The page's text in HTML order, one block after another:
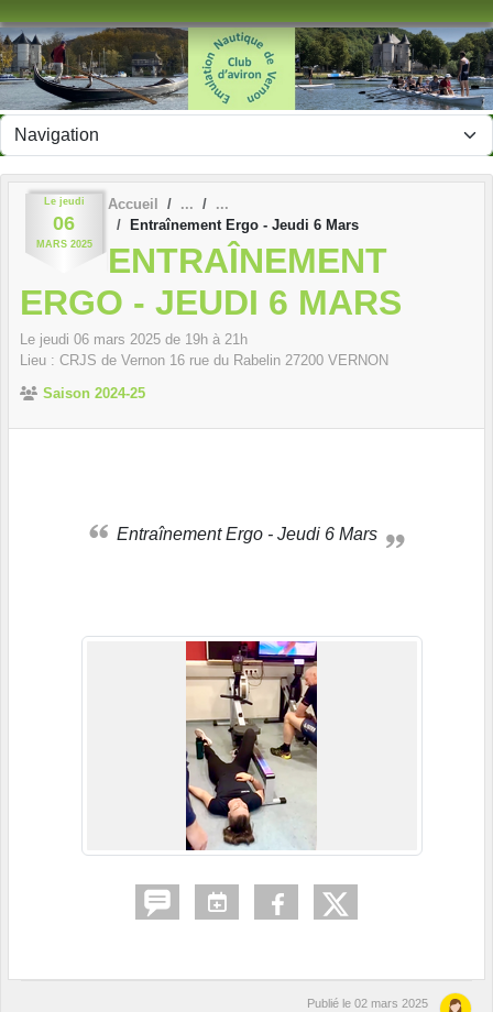
Le jeudi
06
MARS 2025
Accueil
Entraînement Ergo - Jeudi 6 Mars
ENTRAÎNEMENT
ERGO - JEUDI 6 MARS
Le jeudi 06 mars 2025 de 19h à 21h
Lieu : CRJS de Vernon 16 rue du Rabelin 27200 VERNON
Saison 2024-25
Entraînement Ergo - Jeudi 6 Mars
Publié le 02 mars 2025